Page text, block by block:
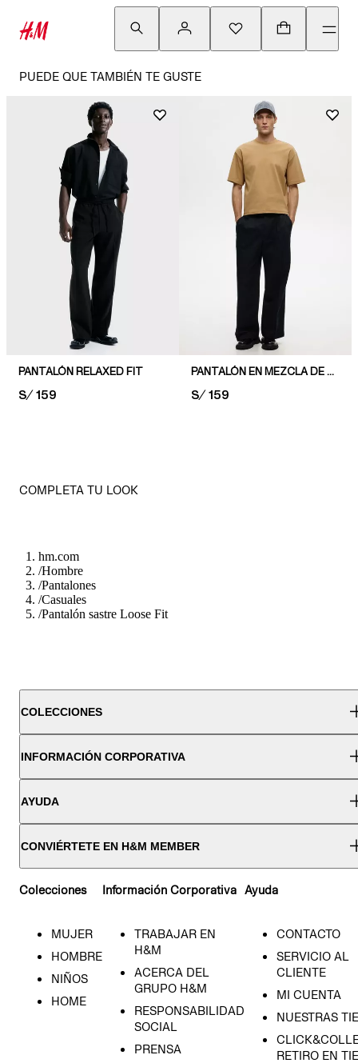
PUEDE QUE TAMBIÉN TE GUSTE
PANTALÓN RELAXED FIT
PRICE:
S/ 159
PANTALÓN EN MEZCLA DE LINO LOOSE FIT
PRICE:
S/ 159
COMPLETA TU LOOK
hm.com
/Hombre
/Pantalones
/Casuales
/Pantalón sastre Loose Fit
COLECCIONES
INFORMACIÓN CORPORATIVA
AYUDA
CONVIÉRTETE EN H&M MEMBER
Colecciones
MUJER
HOMBRE
NIÑOS
HOME
Información Corporativa
TRABAJAR EN
H&M
ACERCA DEL
GRUPO H&M
RESPONSABILIDAD
SOCIAL
PRENSA
Ayuda
CONTACTO
SERVICIO AL
CLIENTE
MI CUENTA
NUESTRAS
RETIRO EN